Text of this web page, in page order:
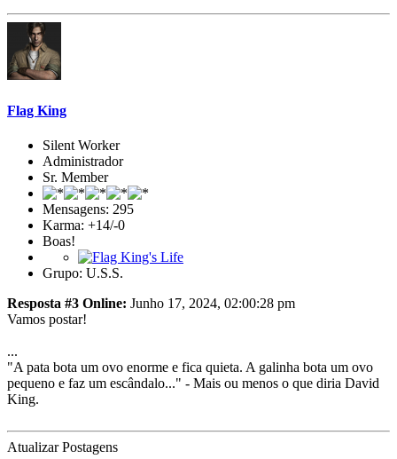
Flag King
Silent Worker
Administrador
Sr. Member
Mensagens: 295
Karma: +14/-0
Boas!
Grupo: U.S.S.
Resposta #3 Online: Junho 17, 2024, 02:00:28 pm
Vamos postar!
...
"A pata bota um ovo enorme e fica quieta. A galinha bota um ovo
pequeno e faz um escândalo..." - Mais ou menos o que diria David
King.
Atualizar Postagens